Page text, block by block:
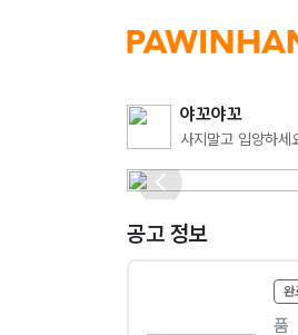
야꼬야꼬
사지말고 입양하세
공고 정보
완
품